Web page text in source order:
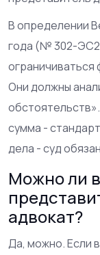
В определении
года (№ 302-
Они должны
сумма -
дела - суд
Можно ли
адвокат?
Да, можно. Если